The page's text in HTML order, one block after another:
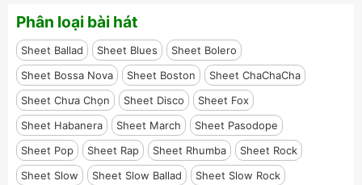
Phân loại bài hát
Sheet Ballad Sheet Blues
Sheet Bolero
Sheet Bossa Nova
Sheet Boston
Sheet ChaChaCha
Sheet Chưa Chọn
Sheet Disco
Sheet Fox
Sheet Habanera
Sheet March
Sheet Pasodope
Sheet Pop
Sheet Rap Sheet Rhumba
Sheet Rock
Sheet Slow
Sheet Slow Ballad
Sheet Slow Rock